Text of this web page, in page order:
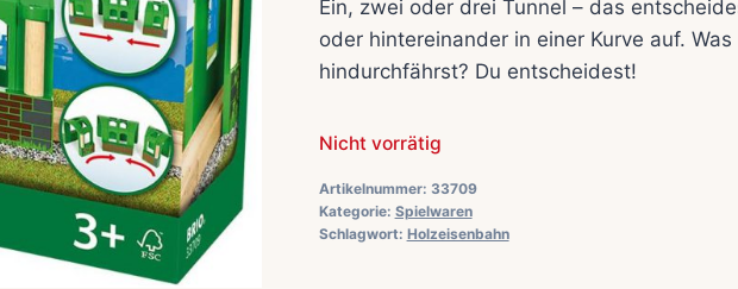
Ein, zwei oder drei Tunnel – das
oder hintereinander in einer Kurve auf.
hindurchfährst? Du entscheidest!
Nicht vorrätig
Artikelnummer: 33709
Kategorie: Spielwaren
Schlagwort: Holzeisenbahn